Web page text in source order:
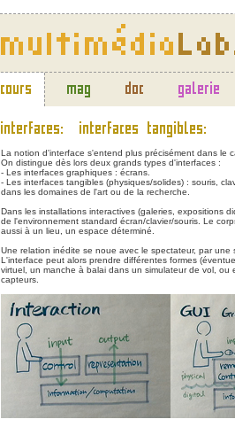
La notion d'interface s'entend plus précisément dans le
On distingue dès lors deux grands types d'interfaces :
- Les interfaces graphiques : écrans.
- Les interfaces tangibles (physiques/solides) : souris,
dans les domaines de l'art ou de la recherche.
Dans les installations interactives (galeries, expositions
de l'environnement standard écran/clavier/souris. Le
aussi à un lieu, un espace déterminé.
Une relation inédite se noue avec le spectateur, par
L'interface peut alors prendre différentes formes
virtuel, un manche à balai dans un simulateur de vol,
capteurs.